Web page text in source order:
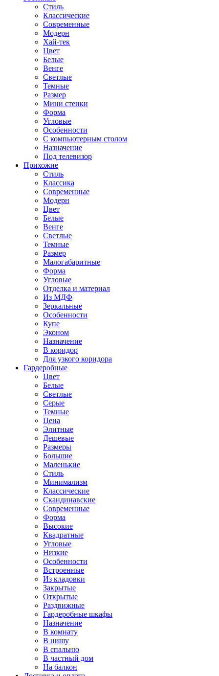
Стиль
Классические
Современные
Модерн
Хай-тек
Цвет
Белые
Венге
Светлые
Темные
Размер
Мини стенки
Форма
Угловые
Особенности
С компьютерным столом
Назначение
Под телевизор
Прихожие
Стиль
Классика
Современные
Модерн
Цвет
Белые
Венге
Светлые
Темные
Размер
Малогабаритные
Форма
Угловые
Отделка и материал
Из МДФ
Зеркальные
Особенности
Купе
Эконом
Назначение
В коридор
Для узкого коридора
Гардеробные
Цвет
Белые
Светлые
Серые
Темные
Цена
Элитные
Дешевые
Размеры
Большие
Маленькие
Стиль
Минимализм
Классические
Скандинавские
Современные
Форма
Высокие
Квадратные
Угловые
Низкие
Особенности
Встроенные
Из кладовки
Закрытые
Открытые
Раздвижные
Гардеробные шкафы
Назначение
В комнату
В нишу
В спальню
В частный дом
На балкон